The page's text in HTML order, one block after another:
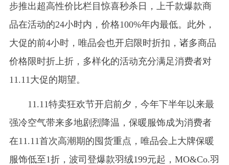
步推出超高性价比栏目惊喜秒杀日，上千款爆款商
品在活动的24小时内，价格100%年内最低。此外，
大促的前4小时，唯品会也开启限时折扣，诸多商品
价格限时折上折，多样化的活动充分满足消费者对
11.11大促的期望。
11.11特卖狂欢节开启前夕，今年下半年以来最
强冷空气带来多地剧烈降温，保暖服饰成为消费者
在11.11首次高潮期的囤货重点，唯品会上大牌保暖
服饰低至1折，波司登爆款羽绒199元起，MO&Co.羽